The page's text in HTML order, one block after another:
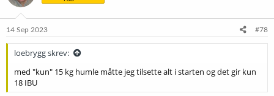
14 Sep 2023 #78
loebrygg skrev:
med "kun" 15 kg humle måtte jeg tilsette alt i starten og det gir kun
18 IBU